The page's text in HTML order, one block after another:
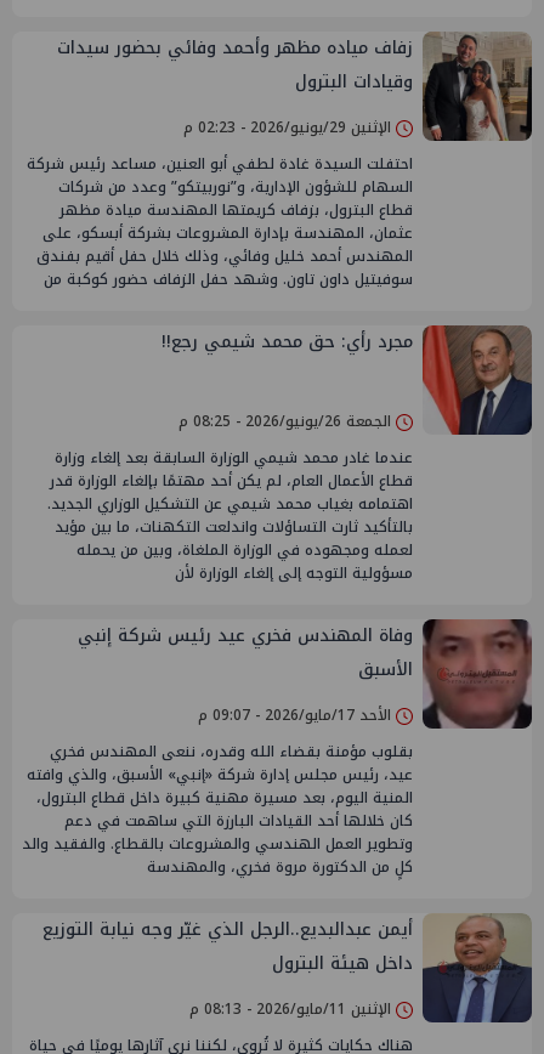
زفاف مياده مظهر وأحمد وفائي بحضور سيدات
وقيادات البترول
الإثنين 29/يونيو/2026 - 02:23 م
احتفلت السيدة غادة لطفي أبو العنين، مساعد رئيس شركة
السهام للشؤون الإدارية، و”نوربيتكو” وعدد من شركات
قطاع البترول، بزفاف كريمتها المهندسة ميادة مظهر
عثمان، المهندسة بإدارة المشروعات بشركة أبسكو، على
المهندس أحمد خليل وفائي، وذلك خلال حفل أقيم بفندق
سوفيتيل داون تاون. وشهد حفل الزفاف حضور كوكبة من
مجرد رأي: حق محمد شيمي رجع!!
الجمعة 26/يونيو/2026 - 08:25 م
عندما غادر محمد شيمي الوزارة السابقة بعد إلغاء وزارة
قطاع الأعمال العام، لم يكن أحد مهتمًا بإلغاء الوزارة قدر
اهتمامه بغياب محمد شيمي عن التشكيل الوزاري الجديد.
بالتأكيد ثارت التساؤلات واندلعت التكهنات، ما بين مؤيد
لعمله ومجهوده في الوزارة الملغاة، وبين من يحمله
مسؤولية التوجه إلى إلغاء الوزارة لأن
وفاة المهندس فخري عيد رئيس شركة إنبي
الأسبق
الأحد 17/مايو/2026 - 09:07 م
بقلوب مؤمنة بقضاء الله وقدره، ننعى المهندس فخري
عيد، رئيس مجلس إدارة شركة «إنبي» الأسبق، والذي وافته
المنية اليوم، بعد مسيرة مهنية كبيرة داخل قطاع البترول،
كان خلالها أحد القيادات البارزة التي ساهمت في دعم
وتطوير العمل الهندسي والمشروعات بالقطاع. والفقيد والد
كلٍ من الدكتورة مروة فخري، والمهندسة
أيمن عبدالبديع..الرجل الذي غيّر وجه نيابة التوزيع
داخل هيئة البترول
الإثنين 11/مايو/2026 - 08:13 م
هناك حكايات كثيرة لا تُروى، لكننا نرى آثارها يوميًا في حياة